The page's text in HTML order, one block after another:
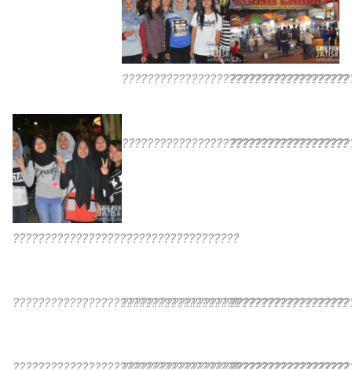
????????????????????????????????????
????????????????????????????????????
????????????????????????????????????
????????????????????????????????????
????????????????????????????????????
????????????????????????????????????
????????????????????????????????????